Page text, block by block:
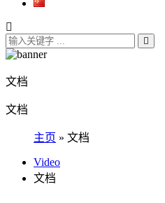
文档
文档
主页 » 文档
Video
文档